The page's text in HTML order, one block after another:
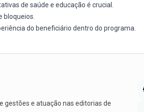
de saúde e educação é crucial.
bloqueios.
do beneficiário dentro do programa.
gestões e atuação nas editorias de